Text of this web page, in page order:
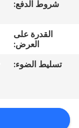
القضايا
أسعار
شروط الدفع:
القدرة على
العرض:
تسليط الضوء: